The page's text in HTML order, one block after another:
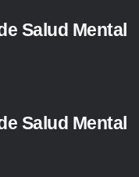
Salud Mental
Salud Mental